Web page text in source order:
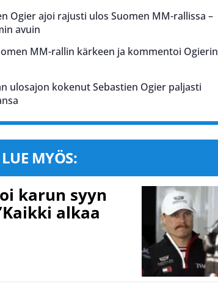
Ogier ajoi rajusti ulos Suomen MM-rallissa –
avuin
MM-rallin kärkeen ja kommentoi Ogierin
ulosajon kokenut Sebastien Ogier paljasti
LUE MYÖS:
karun syyn
alkaa